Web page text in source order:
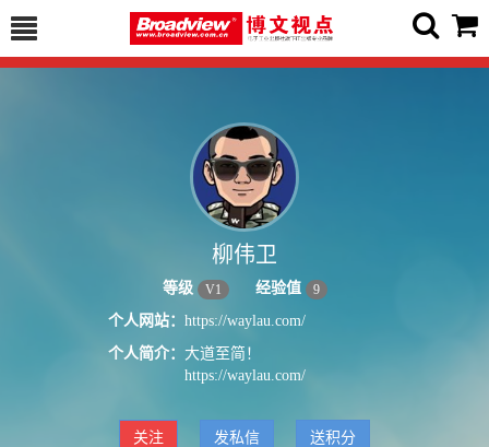
柳伟卫
等级 V1 经验值 9
个人网站： https://waylau.com/
个人简介： 大道至简！
https://waylau.com/
关注 发私信 送积分